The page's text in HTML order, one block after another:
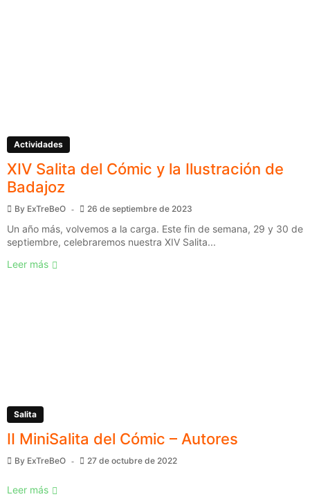
Actividades
XIV Salita del Cómic y la Ilustración de
Badajoz
By ExTreBeO 26 de septiembre de 2023
Un año más, volvemos a la carga. Este fin de semana, 29 y 30 de
septiembre, celebraremos nuestra XIV Salita...
Leer más
Salita
II MiniSalita del Cómic – Autores
By ExTreBeO 27 de octubre de 2022
Leer más